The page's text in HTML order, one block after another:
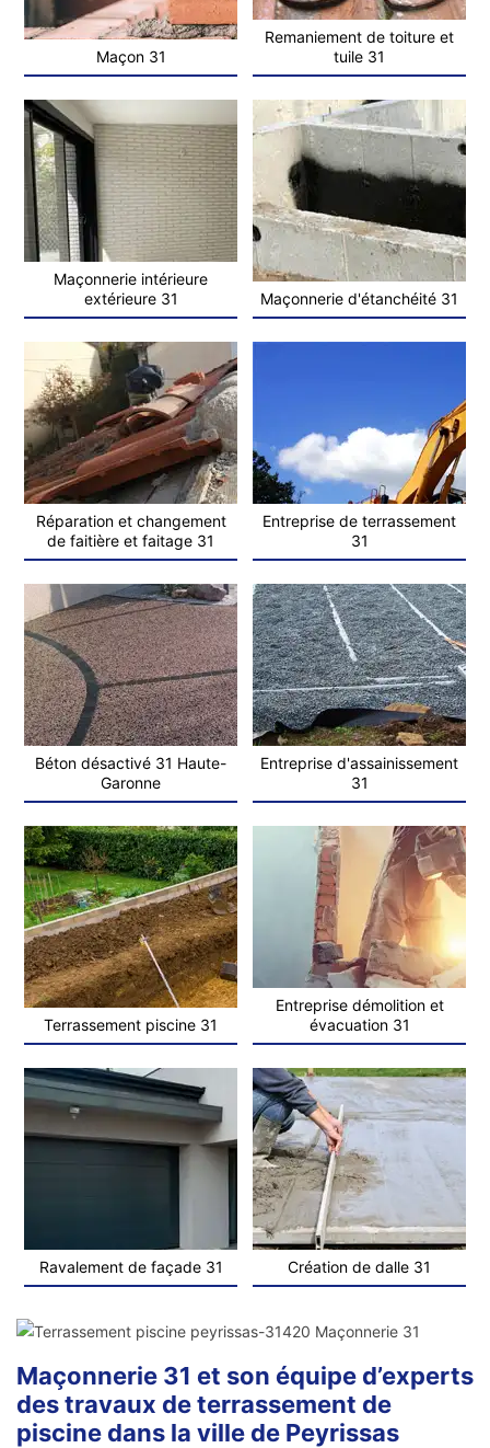
Maçon 31
Remaniement de toiture et
tuile 31
Maçonnerie intérieure
extérieure 31
Maçonnerie d'étanchéité 31
Réparation et changement
de faitière et faitage 31
Entreprise de terrassement
31
Béton désactivé 31 Haute-
Garonne
Entreprise d'assainissement
31
Terrassement piscine 31
Entreprise démolition et
évacuation 31
Ravalement de façade 31 Création de dalle 31
Maçonnerie 31 et son équipe d’experts
des travaux de terrassement de
piscine dans la ville de Peyrissas